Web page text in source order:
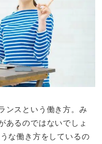
ンスという働き方。み
あるのではないでしょ
な働き方をしているの